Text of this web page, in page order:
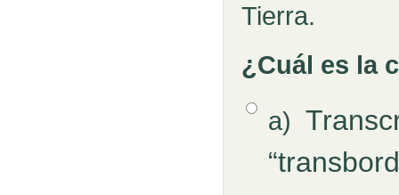
Tierra.
¿Cuál es la
Respuestas
Opción 1a)